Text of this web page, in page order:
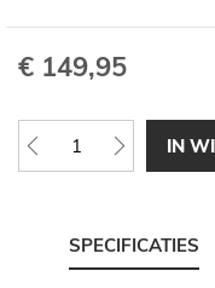
€ 149,95
IN
SPECIFICATIES